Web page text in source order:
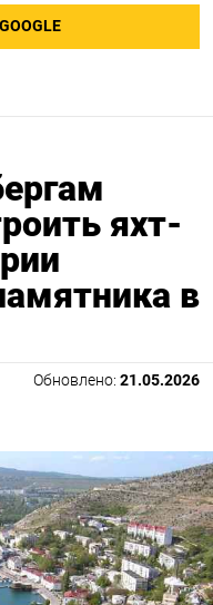
яхт-
в
Обновлено: 21.05.2026